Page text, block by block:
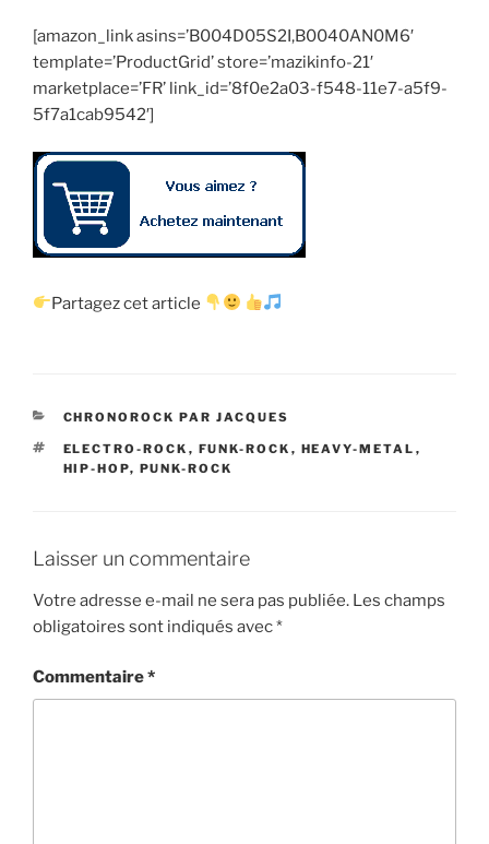
[amazon_link asins=’B004D05S2I,B0040AN0M6′
template=’ProductGrid’ store=’mazikinfo-21′
marketplace=’FR’ link_id=’8f0e2a03-f548-11e7-a5f9-
5f7a1cab9542′]
Partagez cet article
CATÉGORIES
CHRONOROCK PAR JACQUES
ÉTIQUETTES
ELECTRO-ROCK , FUNK-ROCK , HEAVY-METAL ,
HIP-HOP, PUNK-ROCK
Laisser un commentaire
Votre adresse e-mail ne sera pas publiée. Les champs
obligatoires sont indiqués avec*
Commentaire*